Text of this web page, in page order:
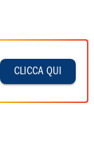
CLICCA QUI